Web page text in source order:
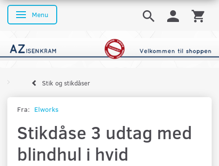
Skifte navigation
Menu
Stik og stikdåser
Fra: Elworks
Stikdåse 3 udtag med
blindhul i hvid